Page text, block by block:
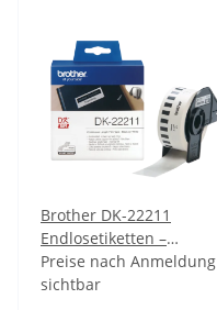
Brother DK-22211
Endlosetiketten –
schwarz auf weiß
Preise nach Anmeldung
sichtbar